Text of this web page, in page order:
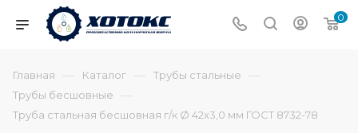
0
Главная — Каталог — Трубы стальные —
Трубы бесшовные —
Труба стальная бесшовная г/к Ø 42х3,0 мм ГОСТ 8732-78